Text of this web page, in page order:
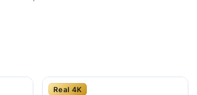
Real 4K